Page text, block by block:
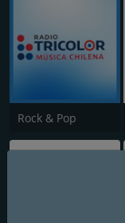
Rock & Pop